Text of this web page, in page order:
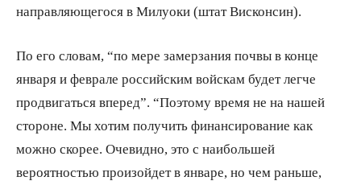
направляющегося в Милуоки (штат Висконсин).
По его словам, “по мере замерзания почвы в конце
января и феврале российским войскам будет легче
продвигаться вперед”. “Поэтому время не на нашей
стороне. Мы хотим получить финансирование как
можно скорее. Очевидно, это с наибольшей
вероятностью произойдет в январе, но чем раньше,